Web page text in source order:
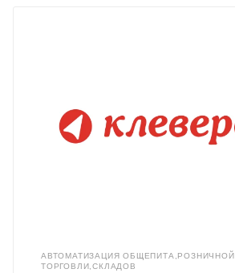
АВТОМАТИЗАЦИЯ ОБЩЕПИТА,РОЗНИЧНОЙ
ТОРГОВЛИ,СКЛАДОВ